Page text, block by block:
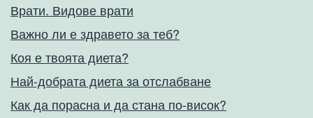
Врати. Видове врати
Важно ли е здравето за теб?
Коя е твоята диета?
Най-добрата диета за отслабване
Как да порасна и да стана по-висок?